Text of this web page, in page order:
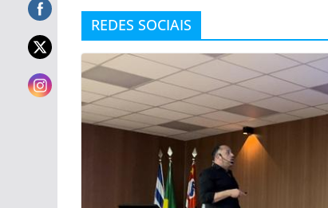
REDES SOCIAIS